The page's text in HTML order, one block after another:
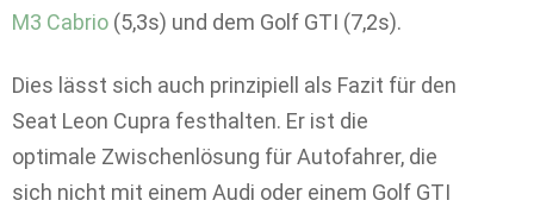
M3 Cabrio (5,3s) und dem Golf GTI (7,2s).
Dies lässt sich auch prinzipiell als Fazit für den
Seat Leon Cupra festhalten. Er ist die
optimale Zwischenlösung für Autofahrer, die
sich nicht mit einem Audi oder einem Golf GTI